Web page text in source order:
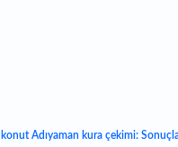
Adıyaman kura çekimi: